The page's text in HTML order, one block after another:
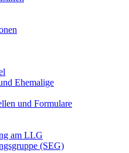
Ehemalige
und Formulare
am LLG
(SEG)